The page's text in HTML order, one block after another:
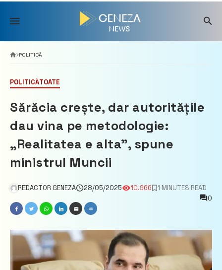
Skip
content
POLITICĂ
POLITICĂTOATE
Sărăcia crește, dar autoritățile
dau vina pe metodologie:
„Realitatea e alta”, spune
ministrul Muncii
REDACTOR GENEZA 28/05/2025 10.966
1 MINUTES READ
0